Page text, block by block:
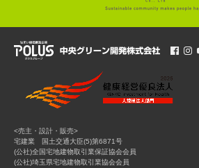
<売主・設計・販売>
宅建業 国土交通大臣(5)第6871号
(公社)全国宅地建物取引業保証協会会員
(公社)埼玉県宅地建物取引業協会会員